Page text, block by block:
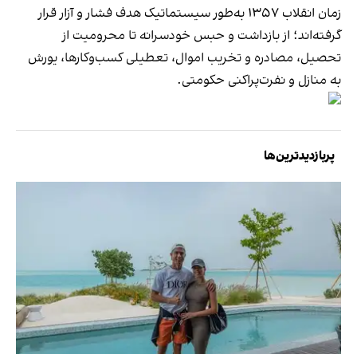
زمان انقلاب ۱۳۵۷ به‌طور سیستماتیک هدف فشار و آزار قرار
گرفته‌اند؛ از بازداشت و حبس خودسرانه تا محرومیت از
تحصیل، مصادره و تخریب اموال، تعطیلی کسب‌وکارها، یورش
به منازل و نفرت‌پراکنی حکومتی.
پربازدیدترین‌ها